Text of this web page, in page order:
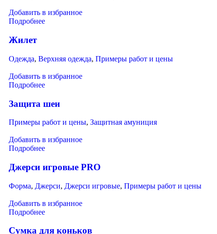
Добавить в избранное
Подробнее
Жилет
Одежда, Верхняя одежда, Примеры работ и цены
Добавить в избранное
Подробнее
Защита шеи
Примеры работ и цены, Защитная амуниция
Добавить в избранное
Подробнее
Джерси игровые PRO
Форма, Джерси, Джерси игровые, Примеры работ и цены
Добавить в избранное
Подробнее
Сумка для коньков